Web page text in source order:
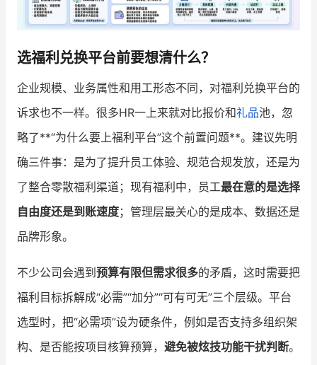
入驻有赞 认证代理商
选福利兑换平台前要想清什么？
企业规模、业务属性和用工形态不同，对福利兑换平台的
诉求也不一样。很多HR一上来就对比报价和礼品池，忽
略了**“为什么要上福利平台”这个前置问题**。建议先明
确三件事：是为了提升员工体验、规范合规发放，还是为
了整合零散福利渠道；现有福利中，员工最在意的是选择
自由度还是到账速度；管理层最关心的是成本、数据还是
品牌形象。
不少公司会遇到 预算有限但需求很多的矛盾，这时需要把
福利目标拆解成“必需”“加分”“可有可无”三个层级。平台
选型时，把“必需项”设为硬条件，例如是否支持多组织架
构、是否能按项目核算预算， 避免被炫技功能干扰判断。